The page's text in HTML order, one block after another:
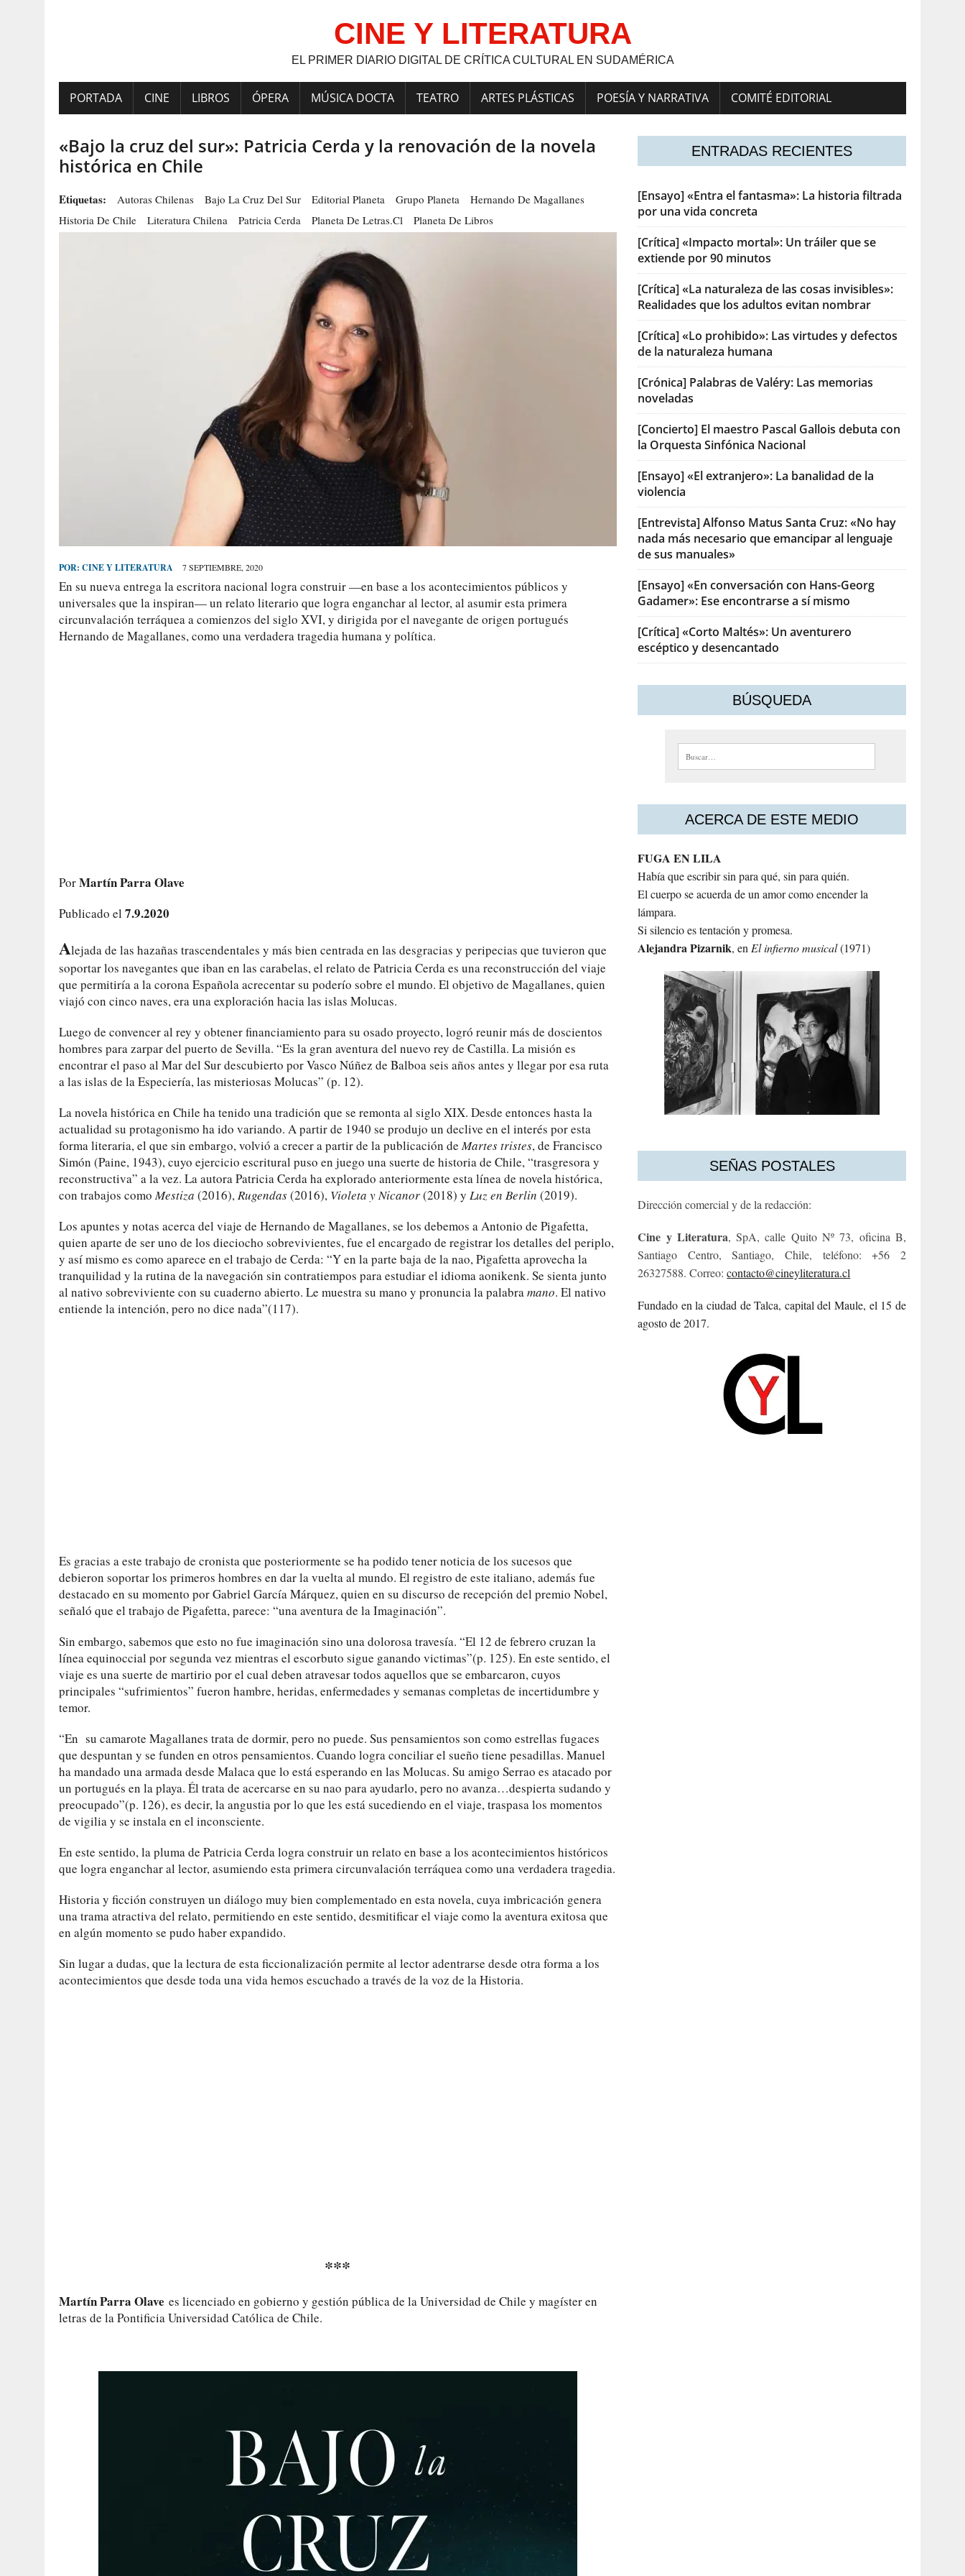
CINE Y LITERATURA
EL PRIMER DIARIO DIGITAL DE CRÍTICA CULTURAL EN SUDAMÉRICA
PORTADA CINE LIBROS ÓPERA MÚSICA DOCTA TEATRO ARTES PLÁSTICAS POESÍA Y NARRATIVA COMITÉ EDITORIAL
«Bajo la cruz del sur»: Patricia Cerda y la renovación de la novela
histórica en Chile
Etiquetas: Autoras Chilenas Bajo La Cruz Del Sur Editorial Planeta Grupo Planeta
Hernando De Magallanes
Historia De Chile
Literatura Chilena Patricia Cerda Planeta De Letras.cl Planeta De Libros
POR: CINE Y LITERATURA 7 SEPTIEMBRE, 2020
En su nueva entrega la escritora nacional logra construir —en base a los acontecimientos públicos y
universales que la inspiran— un relato literario que logra enganchar al lector, al asumir esta primera
circunvalación terráquea a comienzos del siglo XVI, y dirigida por el navegante de origen portugués
Hernando de Magallanes, como una verdadera tragedia humana y política.
PorMartín Parra Olave
Publicado el 7.9.2020
Alejada de las hazañas trascendentales y más bien centrada en las desgracias y peripecias que tuvieron que
soportar los navegantes que iban en las carabelas, el relato de Patricia Cerda es una reconstrucción del viaje
que permitiría a la corona Española acrecentar su poderío sobre el mundo. El objetivo de Magallanes, quien
viajó con cinco naves, era una exploración hacia las islas Molucas.
Luego de convencer al rey y obtener financiamiento para su osado proyecto, logró reunir más de doscientos
hombres para zarpar del puerto de Sevilla. “Es la gran aventura del nuevo rey de Castilla. La misión es
encontrar el paso al Mar del Sur descubierto por Vasco Núñez de Balboa seis años antes y llegar por esa ruta
a las islas de la Especiería, las misteriosas Molucas” (p. 12).
La novela histórica en Chile ha tenido una tradición que se remonta al siglo XIX. Desde entonces hasta la
actualidad su protagonismo ha ido variando. A partir de 1940 se produjo un declive en el interés por esta
forma literaria, el que sin embargo, volvió a crecer a partir de la publicación deMartes tristes, de Francisco
Simón (Paine, 1943), cuyo ejercicio escritural puso en juego una suerte de historia de Chile, “trasgresora y
reconstructiva” a la vez. La autora Patricia Cerda ha explorado anteriormente esta línea de novela histórica,
con trabajos comoMestiza (2016),Rugendas(2016), Violeta y Nicanor(2018) y Luz en Berlin (2019).
Los apuntes y notas acerca del viaje de Hernando de Magallanes, se los debemos a Antonio de Pigafetta,
quien aparte de ser uno de los dieciocho sobrevivientes, fue el encargado de registrar los detalles del periplo,
y así mismo es como aparece en el trabajo de Cerda: “Y en la parte baja de la nao, Pigafetta aprovecha la
tranquilidad y la rutina de la navegación sin contratiempos para estudiar el idioma aonikenk. Se sienta junto
al nativo sobreviviente con su cuaderno abierto. Le muestra su mano y pronuncia la palabramano. El nativo
entiende la intención, pero no dice nada”(117).
Es gracias a este trabajo de cronista que posteriormente se ha podido tener noticia de los sucesos que
debieron soportar los primeros hombres en dar la vuelta al mundo. El registro de este italiano, además fue
destacado en su momento por Gabriel García Márquez, quien en su discurso de recepción del premio Nobel,
señaló que el trabajo de Pigafetta, parece: “una aventura de la Imaginación”.
Sin embargo, sabemos que esto no fue imaginación sino una dolorosa travesía. “El 12 de febrero cruzan la
línea equinoccial por segunda vez mientras el escorbuto sigue ganando victimas”(p. 125). En este sentido, el
viaje es una suerte de martirio por el cual deben atravesar todos aquellos que se embarcaron, cuyos
principales “sufrimientos” fueron hambre, heridas, enfermedades y semanas completas de incertidumbre y
temor.
“En su camarote Magallanes trata de dormir, pero no puede. Sus pensamientos son como estrellas fugaces
que despuntan y se funden en otros pensamientos. Cuando logra conciliar el sueño tiene pesadillas. Manuel
ha mandado una armada desde Malaca que lo está esperando en las Molucas. Su amigo Serrao es atacado por
un portugués en la playa. Él trata de acercarse en su nao para ayudarlo, pero no avanza…despierta sudando y
preocupado”(p. 126), es decir, la angustia por lo que les está sucediendo en el viaje, traspasa los momentos
de vigilia y se instala en el inconsciente.
En este sentido, la pluma de Patricia Cerda logra construir un relato en base a los acontecimientos históricos
que logra enganchar al lector, asumiendo esta primera circunvalación terráquea como una verdadera tragedia.
Historia y ficción construyen un diálogo muy bien complementado en esta novela, cuya imbricación genera
una trama atractiva del relato, permitiendo en este sentido, desmitificar el viaje como la aventura exitosa que
en algún momento se pudo haber expandido.
Sin lugar a dudas, que la lectura de esta ficcionalización permite al lector adentrarse desde otra forma a los
acontecimientos que desde toda una vida hemos escuchado a través de la voz de la Historia.
***
Martín Parra Olave es licenciado en gobierno y gestión pública de la Universidad de Chile y magíster en
letras de la Pontificia Universidad Católica de Chile.
ENTRADAS RECIENTES
[Ensayo] «Entra el fantasma»: La historia filtrada
por una vida concreta
[Crítica] «Impacto mortal»: Un tráiler que se
extiende por 90 minutos
[Crítica] «La naturaleza de las cosas invisibles»:
Realidades que los adultos evitan nombrar
[Crítica] «Lo prohibido»: Las virtudes y defectos
de la naturaleza humana
[Crónica] Palabras de Valéry: Las memorias
noveladas
[Concierto] El maestro Pascal Gallois debuta con
la Orquesta Sinfónica Nacional
[Ensayo] «El extranjero»: La banalidad de la
violencia
[Entrevista] Alfonso Matus Santa Cruz: «No hay
nada más necesario que emancipar al lenguaje
de sus manuales»
[Ensayo] «En conversación con Hans-Georg
Gadamer»: Ese encontrarse a sí mismo
[Crítica] «Corto Maltés»: Un aventurero
escéptico y desencantado
BÚSQUEDA
Buscar:
ACERCA DE ESTE MEDIO
FUGA EN LILA
Había que escribir sin para qué, sin para quién.
El cuerpo se acuerda de un amor como encender la
lámpara.
Si silencio es tentación y promesa.
AlejandraPizarnik, enEl infierno musical(1971)
SEÑAS POSTALES
Dirección comercial y de la redacción:
Cine y Literatura, SpA, calle Quito Nº 73, oficina B,
Santiago Centro, Santiago, Chile, teléfono: +56 2
26327588. Correo:contacto@cineyliteratura.cl
Fundado en la ciudad de Talca, capital del Maule, el 15 de
agosto de 2017.